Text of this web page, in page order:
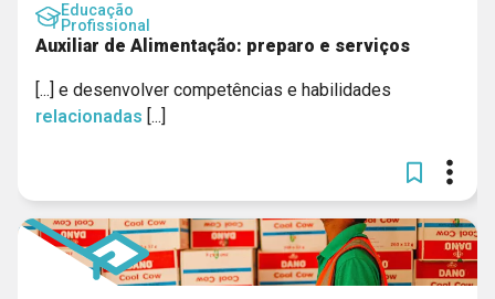
Educação
Profissional
Auxiliar de Alimentação: preparo e serviços
[...] e desenvolver competências e habilidades
relacionadas [...]